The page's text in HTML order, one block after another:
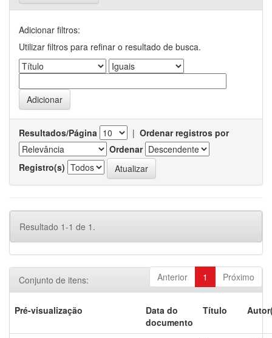
Adicionar filtros:
Utilizar filtros para refinar o resultado de busca.
Resultados/Página | Ordenar registros por
Ordenar
Registro(s)
Resultado 1-1 de 1.
Anterior 1 Próximo
Conjunto de itens:
Pré-visualização
Data do
documento
Título